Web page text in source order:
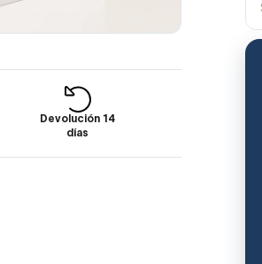
Devolución 14
días